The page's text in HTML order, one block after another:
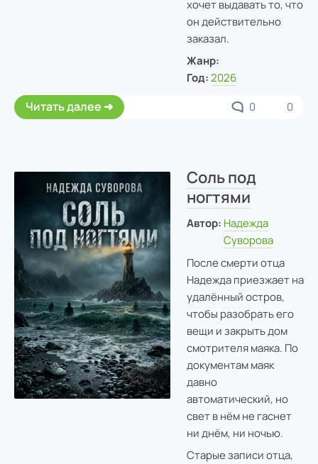
хочет выдавать то, что
он действительно
заказал.
Жанр:
Год: 2026
Читать далее 0 0
Соль под
ногтями
Автор: Надежда
Суворова
После смерти отца
Надежда приезжает на
удалённый остров,
чтобы разобрать его
вещи и закрыть дом
смотрителя маяка. По
документам маяк
давно
автоматический, но
свет в нём не гаснет
ни днём, ни ночью.
Старые записи отца,